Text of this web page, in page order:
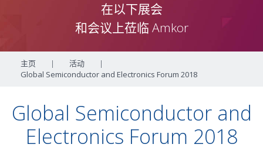
在以下展会
和会议上莅临 Amkor
主页 | 活动
|
Global Semiconductor and Electronics Forum 2018
Global Semiconductor and
Electronics Forum 2018